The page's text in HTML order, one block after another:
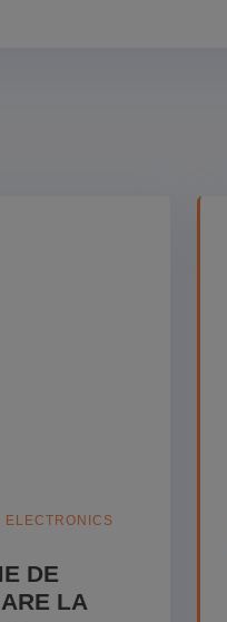
ELECTRONICS
DE
LA